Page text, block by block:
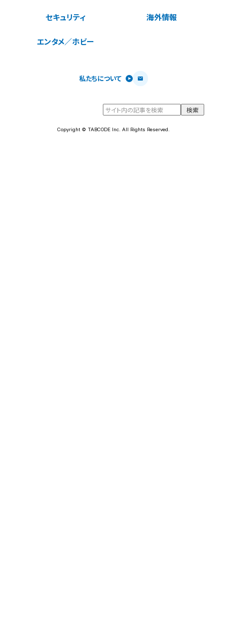
セキュリティ 海外情報
エンタメ／ホビー
私たちについて
Copyright © TABCODE Inc. All Rights Reserved.